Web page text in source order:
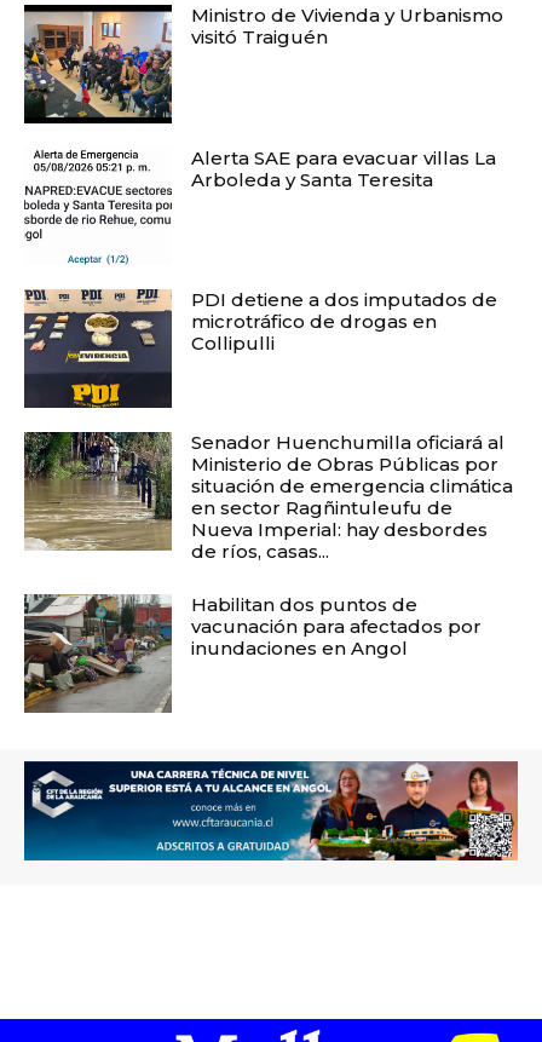
Ministro de Vivienda y Urbanismo
visitó Traiguén
Alerta SAE para evacuar villas La
Arboleda y Santa Teresita
PDI detiene a dos imputados de
microtráfico de drogas en
Collipulli
Senador Huenchumilla oficiará al
Ministerio de Obras Públicas por
situación de emergencia climática
en sector Ragñintuleufu de
Nueva Imperial: hay desbordes
de ríos, casas...
Habilitan dos puntos de
vacunación para afectados por
inundaciones en Angol